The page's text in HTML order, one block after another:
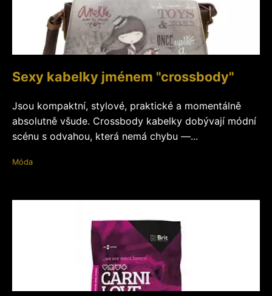
Sexy kabelky jménem "crossbody"
Jsou kompaktní, stylové, praktické a momentálně
absolutně všude. Crossbody kabelky dobývají módní
scénu s odvahou, která nemá chybu —...
Móda